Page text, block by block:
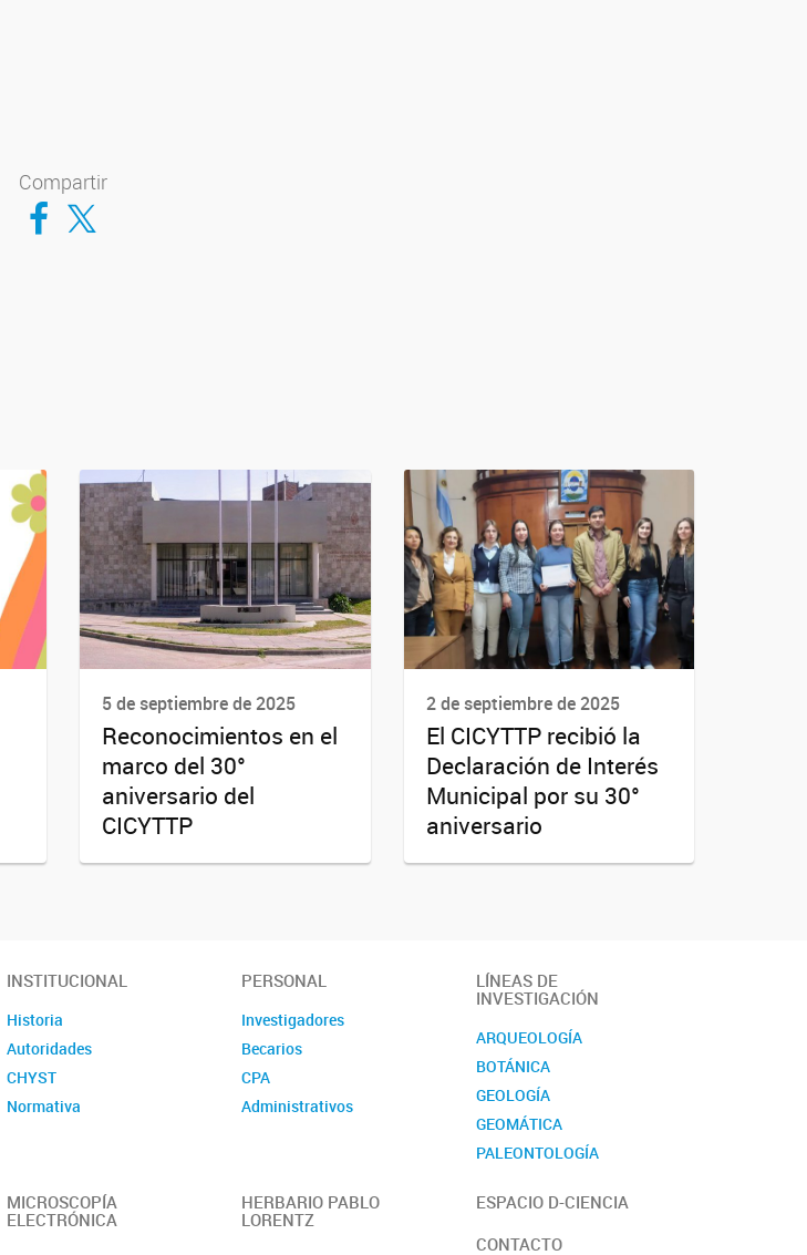
Compartir
Compartir en Facebook
Compartir en Twitter
5 de septiembre de 2025
Reconocimientos en el
marco del 30°
aniversario del
CICYTTP
2 de septiembre de 2025
El CICYTTP recibió la
Declaración de Interés
Municipal por su 30°
aniversario
INSTITUCIONAL
Historia
Autoridades
CHYST
Normativa
PERSONAL
Investigadores
Becarios
CPA
Administrativos
LÍNEAS DE
INVESTIGACIÓN
ARQUEOLOGÍA
BOTÁNICA
GEOLOGÍA
GEOMÁTICA
PALEONTOLOGÍA
MICROSCOPÍA
ELECTRÓNICA
HERBARIO PABLO
LORENTZ
ESPACIO D-CIENCIA
CONTACTO